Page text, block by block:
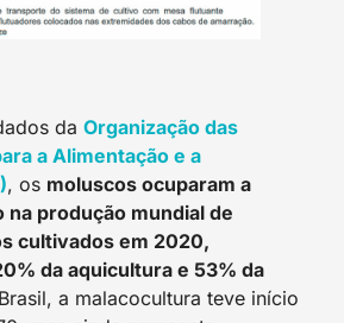
da Organização das
a Alimentação e a
, os moluscos ocuparam a
na produção mundial de
cultivados em 2020,
da aquicultura e 53% da
a malacocultura teve início